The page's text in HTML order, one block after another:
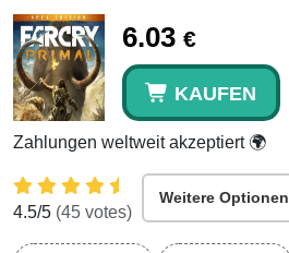
6.03 €
KAUFEN
Zahlungen weltweit akzeptiert 🌍
4.5/5 (45 votes)
Weitere